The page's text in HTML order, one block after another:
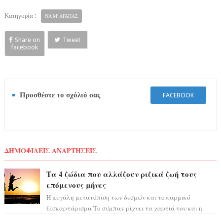
Κατηγορία : ΝΑ Μ' ΑΓΑΠΑΣ
Share on
facebook
Tweet
Προσθέστε το σχόλιό σας FACEBOOK
ΔΗΜΟΦΙΛΕΙΣ ΑΝΑΡΤΗΣΕΙΣ
Τα 4 ζώδια που αλλάζουν ριζικά ζωή τους
επόμενους μήνες
Η μεγάλη μετατόπιση των δεσμών και το καρμικό
ξεσκαρτάρισμα Το σύμπαν ρίχνει τα χαρτιά του και η